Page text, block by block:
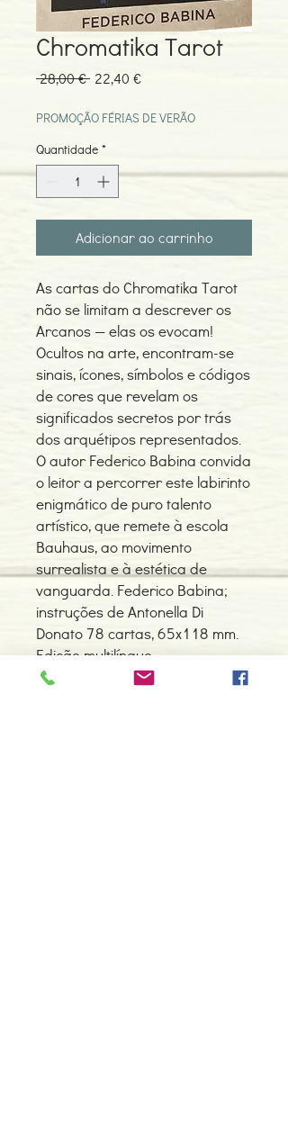
Chromatika Tarot
28,00 € Preço
22,40 €Preço
PROMOÇÃO FÉRIAS DE VERÃO
Quantidade *
Adicionar ao carrinho
As cartas do Chromatika Tarot
não se limitam a descrever os
Arcanos — elas os evocam!
Ocultos na arte, encontram-se
sinais, ícones, símbolos e códigos
de cores que revelam os
significados secretos por trás
dos arquétipos representados.
O autor Federico Babina convida
o leitor a percorrer este labirinto
enigmático de puro talento
artístico, que remete à escola
Bauhaus, ao movimento
surrealista e à estética de
vanguarda. Federico Babina;
instruções de Antonella Di
Donato 78 cartas, 65x118 mm.
Edição multilíngue.